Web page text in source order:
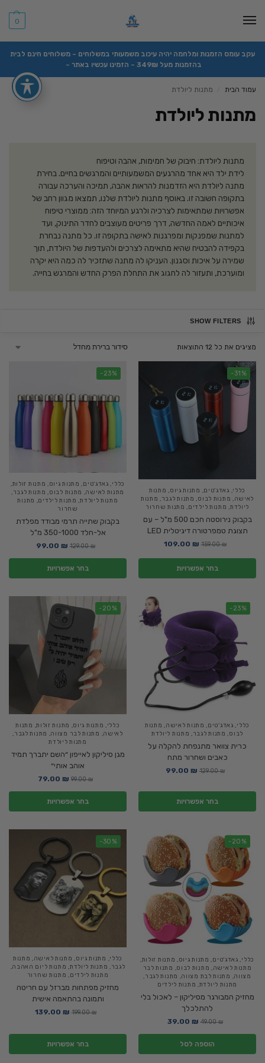
0
עקב עומס הזמנות ומלחמה יהיה עיכוב משמעותי במשלוחים – משלוחים חינם לבית
בהזמנות מעל 349₪ – הזמינו עכשיו באתר –
עמוד הבית מתנות ליולדת
מתנות ליולדת
מתנות ליולדת: חיבוק של חמימות, אהבה וטיפוח
לידת ילד היא אחד מהרגעים המשמעותיים והמרגשים בחיים. בחירת
מתנה ליולדת היא הזדמנות להראות אהבה, תמיכה והערכה עבורה
בתקופה חשובה זו. באוסף מתנות ליולדת שלנו, תמצאו מגוון רחב של
אפשרויות שמתאימות לצרכיה ולרגע המיוחד הזה: ממוצרי טיפוח
איכותיים לאמה החדשה, דרך פריטים מעוצבים לחדר התינוק, ועד
למתנות שמפנקות ומפרגנות לאישה בתקופה זו. כל מתנה נבחרת
בקפידה להבטיח שהיא מתאימה לצרכים ולהעדפות של היולדת, תוך
שמירה על איכות וסגנון. העניקו לה מתנה שתזכיר לה כמה היא יקרה
ומוערכת, ותעזור לה לחגוג את התחלת הפרק החדש והמרגש בחייה.
SHOW FILTERS
מציגים את כל ⁦12⁩ התוצאות
-31%
כללי, גאדג'טים, מתנות גיוס, מתנות
לאישה, מתנות לבוס, מתנות לגבר, מתנות
ליולדת, מתנות לילדים, מתנות שחרור
בקבוק נירוסטה חכם 500 מ"ל – עם
תצוגת טמפרטורה דיגיטלית LED
159.00₪
109.00 ₪
בחר אפשרויות
-23%
כללי, גאדג'טים, מתנות גיוס, מתנות זולות,
מתנות לאישה, מתנות לבוס, מתנות לגבר,
מתנות ליולדת, מתנות לילדים, מתנות
שחרור
בקבוק שתייה תרמי מבודד מפלדת
אל-חלד 350-1000 מ"ל
129.00₪
99.00 ₪
בחר אפשרויות
-23%
כללי, גאדג'טים, מתנות לאישה, מתנות
לבוס, מתנות לגבר, מתנות ליולדת
כרית צוואר מתנפחת להקלה על
כאבים ושחרור מתח
129.00₪
99.00 ₪
בחר אפשרויות
-20%
כללי, מתנות גיוס, מתנות זולות, מתנות
לאישה, מתנות לבר מצווה, מתנות לגבר,
מתנות ליולדת
מגן סיליקון לאייפון ״השם יתברך תמיד
אוהב אותי״
99.00₪
79.00 ₪
בחר אפשרויות
-20%
כללי, גאדג'טים, מתנות גיוס, מתנות זולות,
מתנות לאישה, מתנות לבוס, מתנות לבר
מצווה, מתנות לבת מצווה, מתנות לגבר,
מתנות ליולדת, מתנות לילדים
מחזיק המבורגר מסיליקון – לאכול בלי
להתלכלך
49.00₪
39.00 ₪
הוספה לסל
-30%
כללי, מתנות גיוס, מתנות לאישה, מתנות
לגבר, מתנות ליולדת, מתנות ליום האהבה,
מתנות לילדים, מתנות שחרור
מחזיק מפתחות מברזל עם חריטה
ותמונה בהתאמה אישית
199.00₪
139.00 ₪
בחר אפשרויות